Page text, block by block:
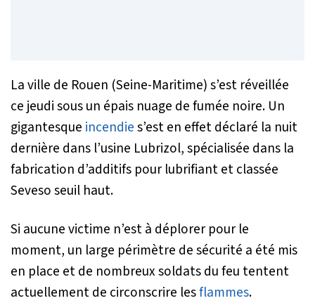
La ville de Rouen (Seine-Maritime) s’est réveillée
ce jeudi sous un épais nuage de fumée noire. Un
gigantesque incendies’est en effet déclaré la nuit
dernière dans l’usine Lubrizol, spécialisée dans la
fabrication d’additifs pour lubrifiant et classée
Seveso seuil haut.
Si aucune victime n’est à déplorer pour le
moment, un large périmètre de sécurité a été mis
en place et de nombreux soldats du feu tentent
actuellement de circonscrire lesflammes.